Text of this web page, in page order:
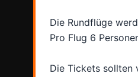
Die Rundflüge
Pro Flug 6
Die Tickets sollten